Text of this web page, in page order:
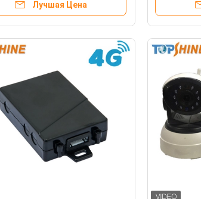
Лучшая Цена